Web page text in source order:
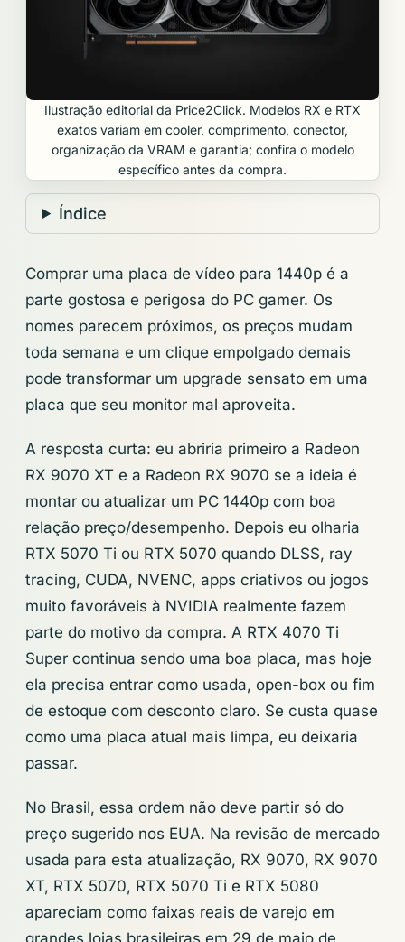
Ilustração editorial da Price2Click. Modelos RX e RTX
exatos variam em cooler, comprimento, conector,
organização da VRAM e garantia; confira o modelo
específico antes da compra.
Índice
Comprar uma placa de vídeo para 1440p é a
parte gostosa e perigosa do PC gamer. Os
nomes parecem próximos, os preços mudam
toda semana e um clique empolgado demais
pode transformar um upgrade sensato em uma
placa que seu monitor mal aproveita.
A resposta curta: eu abriria primeiro a Radeon
RX 9070 XT e a Radeon RX 9070 se a ideia é
montar ou atualizar um PC 1440p com boa
relação preço/desempenho. Depois eu olharia
RTX 5070 Ti ou RTX 5070 quando DLSS, ray
tracing, CUDA, NVENC, apps criativos ou jogos
muito favoráveis à NVIDIA realmente fazem
parte do motivo da compra. A RTX 4070 Ti
Super continua sendo uma boa placa, mas hoje
ela precisa entrar como usada, open-box ou fim
de estoque com desconto claro. Se custa quase
como uma placa atual mais limpa, eu deixaria
passar.
No Brasil, essa ordem não deve partir só do
preço sugerido nos EUA. Na revisão de mercado
usada para esta atualização, RX 9070, RX 9070
XT, RTX 5070, RTX 5070 Ti e RTX 5080
apareciam como faixas reais de varejo em
grandes lojas brasileiras em 29 de maio de